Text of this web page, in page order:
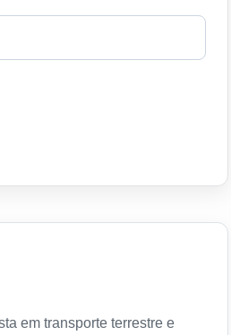
em transporte terrestre e